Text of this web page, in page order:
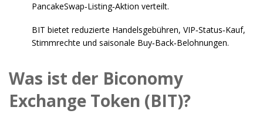
PancakeSwap‑Listing‑Aktion verteilt.
BIT bietet reduzierte Handelsgebühren, VIP‑Status‑Kauf,
Stimmrechte und saisonale Buy‑Back‑Belohnungen.
Was ist der Biconomy
Exchange Token (BIT)?